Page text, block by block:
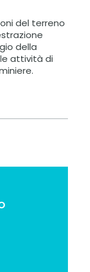
del terreno
della
attività di